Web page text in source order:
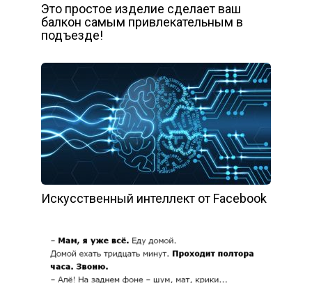
Это простое изделие сделает ваш
балкон самым привлекательным в
подъезде!
Искусственный интеллект от Facebook